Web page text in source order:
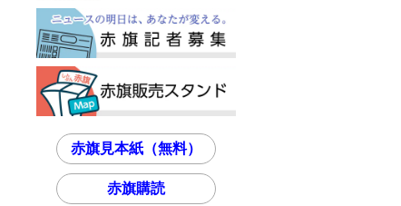
赤旗見本紙（無料）
赤旗購読